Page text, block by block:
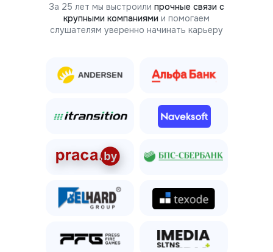
За 25 лет мы выстроили прочные связи с
крупными компаниями и помогаем
слушателям уверенно начинать карьеру